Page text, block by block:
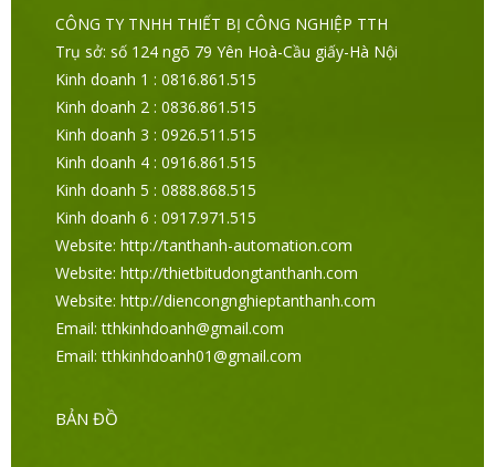
CÔNG TY TNHH THIẾT BỊ CÔNG NGHIỆP TTH
Trụ sở: số 124 ngõ 79 Yên Hoà-Cầu giấy-Hà Nội
Kinh doanh 1 : 0816.861.515
Kinh doanh 2 : 0836.861.515
Kinh doanh 3 : 0926.511.515
Kinh doanh 4 : 0916.861.515
Kinh doanh 5 : 0888.868.515
Kinh doanh 6 : 0917.971.515
Website: http://tanthanh-automation.com
Website: http://thietbitudongtanthanh.com
Website: http://diencongnghieptanthanh.com
Email: tthkinhdoanh@gmail.com
Email: tthkinhdoanh01@gmail.com
BẢN ĐỒ